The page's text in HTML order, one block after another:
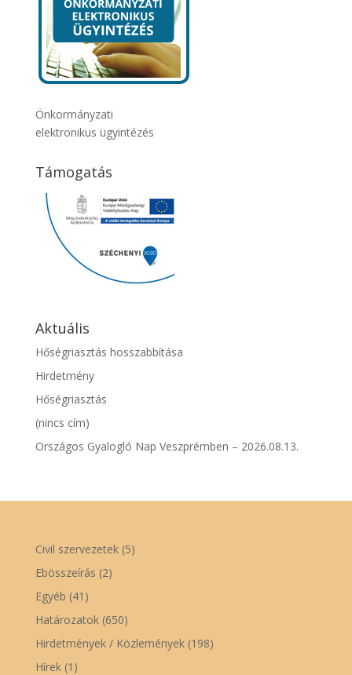
Önkormányzati
elektronikus ügyintézés
Támogatás
Aktuális
Hőségriasztás hosszabbítása
Hirdetmény
Hőségriasztás
(nincs cím)
Országos Gyalogló Nap Veszprémben – 2026.08.13.
Civil szervezetek(5)
Ebösszeírás (2)
Egyéb (41)
Határozatok(650)
Hirdetmények / Közlemények(198)
Hírek(1)